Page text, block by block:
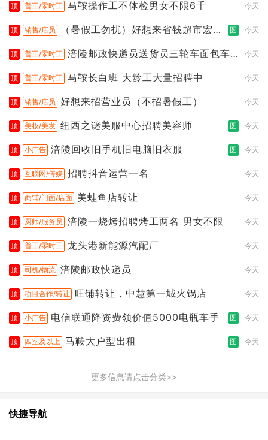
顶 普工/零时工 马鞍操作工不体检男女不限6千 今天
顶 销售/店员
（暑假工勿扰）好想来省钱超市宏声
图 今天
顶 普工/零时工 涪陵邮政快递员送货员三轮车面包车
今天
顶 普工/零时工 马鞍长白班 大龄工大量招聘中 今天
顶 销售/店员 好想来招营业员（不招暑假工） 今天
顶 美妆/美发 纽西之谜美服中心招聘美容师 图 今天
顶 小广告 涪陵回收旧手机旧电脑旧衣服 图 今天
顶 互联网/传媒 招聘抖音运营一名 今天
顶 商铺/门面/店面 美蛙鱼店转让 今天
顶 厨师/服务员 涪陵一烧烤招聘烤工两名 男女不限 今天
顶 普工/零时工 龙头港新能源汽配厂 今天
顶 司机/物流 涪陵邮政快递员 今天
顶 项目合作/转让 旺铺转让，中慧第一城火锅店 今天
顶 小广告 电信联通降资费领价值5000电瓶车手 图 今天
顶 四室及以上 马鞍大户型出租 图 今天
更多信息请点击分类>>
快捷导航